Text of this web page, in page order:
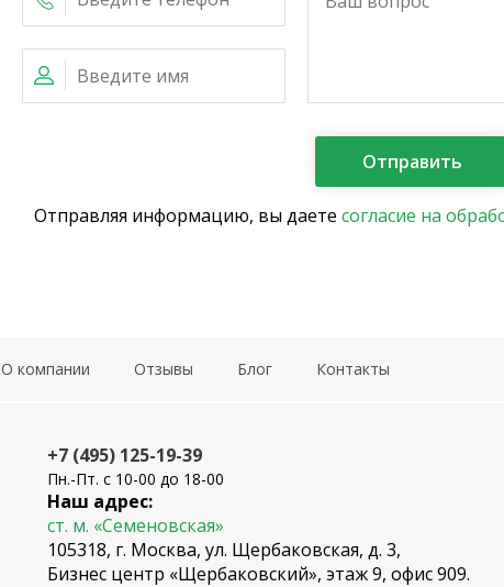
Отправляя информацию, вы даете согласие на
О компании Отзывы Блог Контакты
+7 (495) 125-19-39
Пн.-Пт. с 10-00 до 18-00
Наш адрес:
ст. м. «Семеновская»
105318, г. Москва, ул. Щербаковская, д. 3,
Бизнес центр «Щербаковский», этаж 9, офис 909.